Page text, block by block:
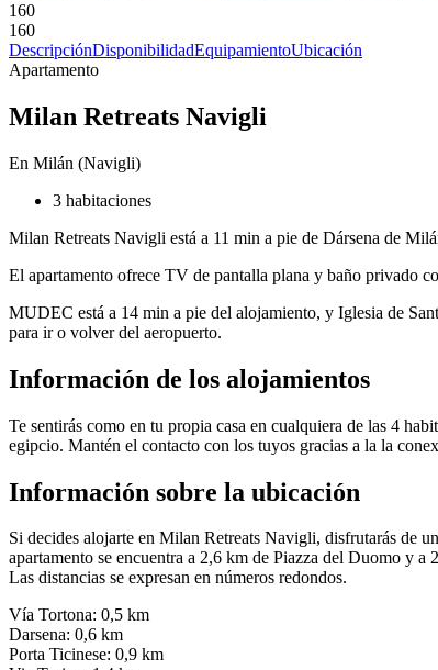
160
160
DescripciónDisponibilidadEquipamientoUbicación
Apartamento
Milan Retreats Navigli
En Milán (Navigli)
3 habitaciones
Milan Retreats Navigli está a 11 min a pie de Dársena de
El apartamento ofrece TV de pantalla plana y baño privado
MUDEC está a 14 min a pie del alojamiento, y Iglesia de
para ir o volver del aeropuerto.
Información de los alojamientos
Te sentirás como en tu propia casa en cualquiera de las 4
egipcio. Mantén el contacto con los tuyos gracias a la la
Información sobre la ubicación
Si decides alojarte en Milan Retreats Navigli, disfrutarás de
apartamento se encuentra a 2,6 km de Piazza del Duomo y a
Las distancias se expresan en números redondos.
Vía Tortona: 0,5 km
Darsena: 0,6 km
Porta Ticinese: 0,9 km